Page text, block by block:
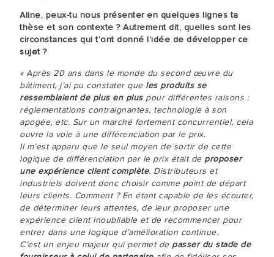
Aline, peux-tu nous présenter en quelques lignes ta
thèse et son contexte ? Autrement dit, quelles sont les
circonstances qui t’ont donné l’idée de développer ce
sujet ?
« Après 20 ans dans le monde du second œuvre du
bâtiment, j’ai pu constater que les produits se
ressemblaient de plus en pluspour différentes raisons :
réglementations contraignantes, technologie à son
apogée, etc. Sur un marché fortement concurrentiel, cela
ouvre la voie à une différenciation par le prix.
Il m’est apparu que le seul moyen de sortir de cette
logique de différenciation par le prix était de proposer
une expérience client complète. Distributeurs et
industriels doivent donc choisir comme point de départ
leurs clients. Comment ? En étant capable de les écouter,
de déterminer leurs attentes, de leur proposer une
expérience client inoubliable et de recommencer pour
entrer dans une logique d’amélioration continue.
C’est un enjeu majeur qui permet de passer du stade de